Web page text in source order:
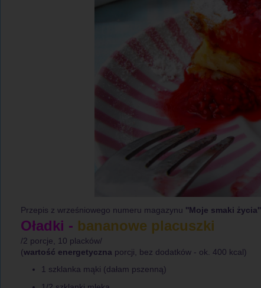
Przepis z wrześniowego numeru magazynu ''Moje smaki życia''
Oładki - bananowe placuszki
/2 porcje, 10 placków/
(wartość energetyczna porcji, bez dodatków - ok. 400 kcal)
1 szklanka mąki (dałam pszenną)